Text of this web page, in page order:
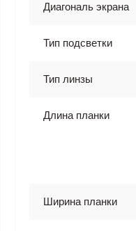
Диагональ экрана
Тип подсветки
Тип линзы
Длина планки
Ширина планки